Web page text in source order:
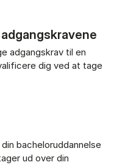
(Panel content)
adgangskrav til en
dig ved at tage
bacheloruddannelse
ud over din